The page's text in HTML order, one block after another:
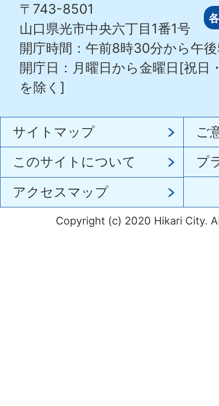
〒743-8501
山口県光市中央六丁目1番1号
開庁時間：午前8時30分から午
開庁日：月曜日から金曜日[祝日
を除く]
サイトマップ
ご
このサイトについて
プ
アクセスマップ
Copyright (c) 2020 Hikari City.